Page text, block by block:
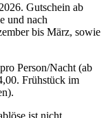
Gutschein ab
und nach
bis März, sowie
Person/Nacht (ab
Frühstück im
ist nicht